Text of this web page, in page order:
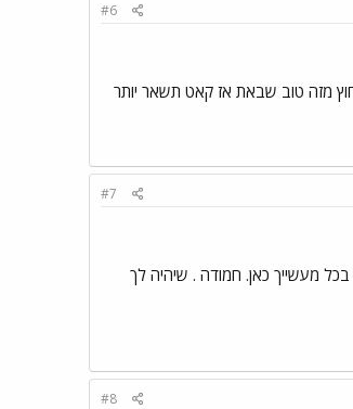
#6
מזה טוב שבאת אז קאט תשאר יותר
#7
מעשייך כאן. חמודה . שיהיה לך
#8